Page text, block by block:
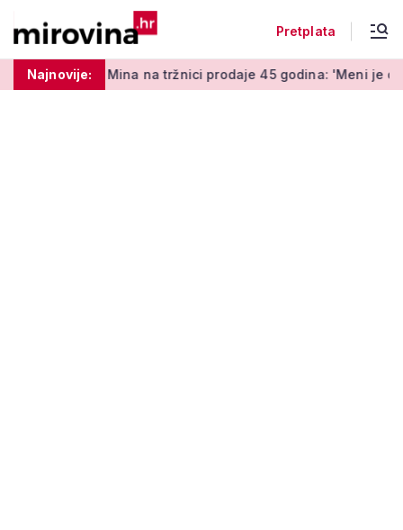
Pretplata
Najnovije:
na tržnici prodaje 45 godina: 'Meni je ovo zabava i